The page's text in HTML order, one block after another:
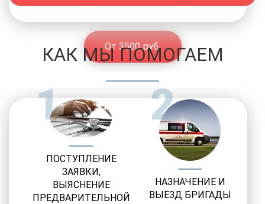
От 3500 руб.
КАК МЫ ПОМОГАЕМ
1
ПОСТУПЛЕНИЕ
ЗАЯВКИ,
ВЫЯСНЕНИЕ
ПРЕДВАРИТЕЛЬНОЙ
2
НАЗНАЧЕНИЕ И
ВЫЕЗД БРИГАДЫ